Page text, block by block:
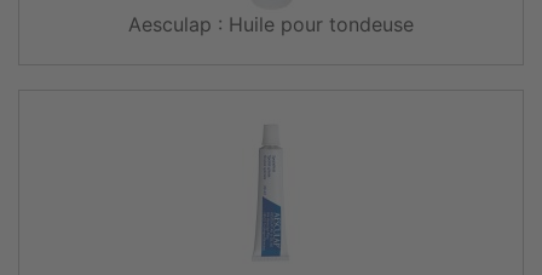
Aesculap : Huile pour tondeuse